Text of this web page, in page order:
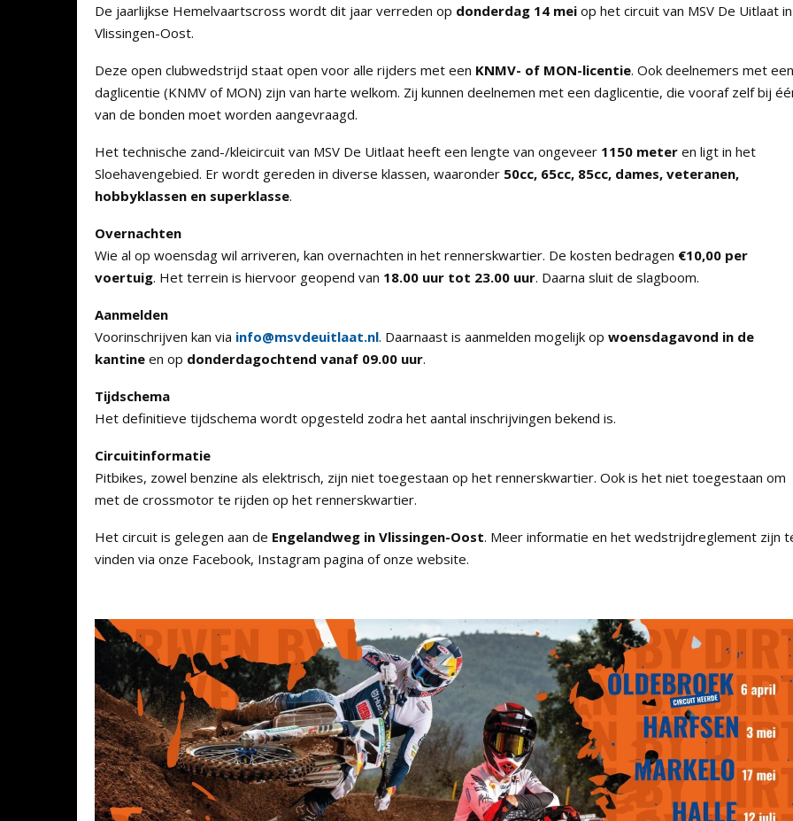
De jaarlijkse Hemelvaartscross wordt dit jaar verreden op donderdag 14 mei op het circuit van MSV De Uitlaat in
Vlissingen-Oost.
Deze open clubwedstrijd staat open voor alle rijders met een KNMV- of MON-licentie. Ook deelnemers met een
daglicentie (KNMV of MON) zijn van harte welkom. Zij kunnen deelnemen met een daglicentie, die vooraf zelf bij
van de bonden moet worden aangevraagd.
Het technische zand-/kleicircuit van MSV De Uitlaat heeft een lengte van ongeveer 1150 meter en ligt in het
Sloehavengebied. Er wordt gereden in diverse klassen, waaronder 50cc, 65cc, 85cc, dames, veteranen,
hobbyklassen en superklasse.
Overnachten
Wie al op woensdag wil arriveren, kan overnachten in het rennerskwartier. De kosten bedragen €10,00 per
voertuig. Het terrein is hiervoor geopend van 18.00 uur tot 23.00 uur. Daarna sluit de slagboom.
Aanmelden
Voorinschrijven kan via info@msvdeuitlaat.nl. Daarnaast is aanmelden mogelijk op woensdagavond in de
kantine en op donderdagochtend vanaf 09.00 uur.
Tijdschema
Het definitieve tijdschema wordt opgesteld zodra het aantal inschrijvingen bekend is.
Circuitinformatie
Pitbikes, zowel benzine als elektrisch, zijn niet toegestaan op het rennerskwartier. Ook is het niet toegestaan om
met de crossmotor te rijden op het rennerskwartier.
Het circuit is gelegen aan de Engelandweg in Vlissingen-Oost. Meer informatie en het wedstrijdreglement zijn
vinden via onze Facebook, Instagram pagina of onze website.